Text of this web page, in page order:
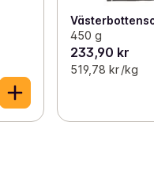
450 g
233,90 kr
519,78 kr /kg